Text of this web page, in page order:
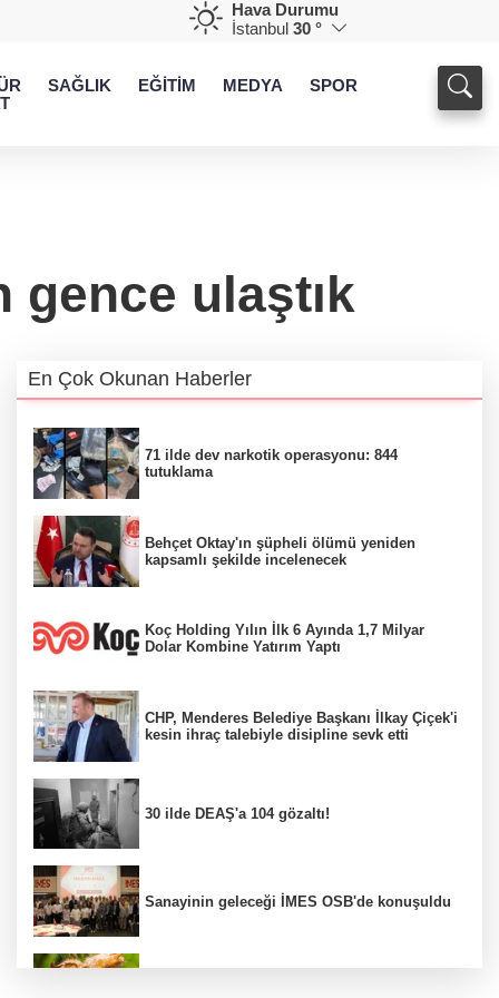
Hava Durumu
İstanbul 30 °
SAĞLIK EĞİTİM MEDYA SPOR
gence ulaştık
En Çok Okunan Haberler
71 ilde dev narkotik operasyonu: 844
tutuklama
Behçet Oktay'ın şüpheli ölümü yeniden
kapsamlı şekilde incelenecek
Koç Holding Yılın İlk 6 Ayında 1,7 Milyar
Dolar Kombine Yatırım Yaptı
CHP, Menderes Belediye Başkanı İlkay Çiçek'i
kesin ihraç talebiyle disipline sevk etti
30 ilde DEAŞ'a 104 gözaltı!
Sanayinin geleceği İMES OSB'de konuşuldu